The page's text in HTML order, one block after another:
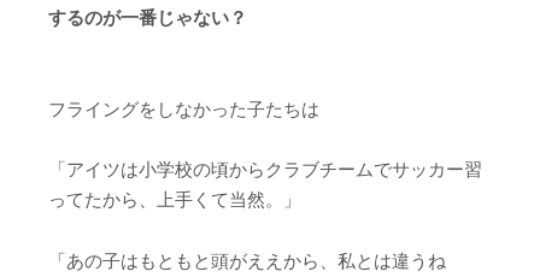
するのが一番じゃない？
フライングをしなかった子たちは
「アイツは小学校の頃からクラブチームでサッカー習
ってたから、上手くて当然。」
「あの子はもともと頭がええから、私とは違うね